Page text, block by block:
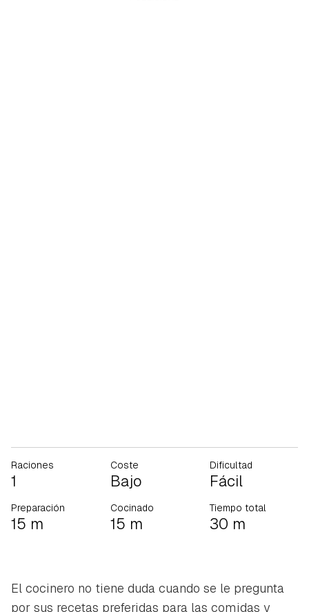
Raciones
1
Coste
Bajo
Dificultad
Fácil
Preparación
15 m
Cocinado
15 m
Tiempo total
30 m
El cocinero no tiene duda cuando se le pregunta
por sus recetas preferidas para las comidas y